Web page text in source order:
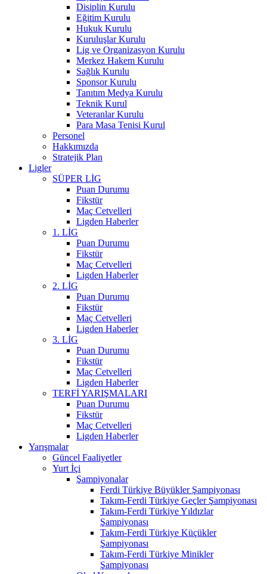
Disiplin Kurulu
Eğitim Kurulu
Hukuk Kurulu
Kuruluşlar Kurulu
Lig ve Organizasyon Kurulu
Merkez Hakem Kurulu
Sağlık Kurulu
Sponsor Kurulu
Tanıtım Medya Kurulu
Teknik Kurul
Veteranlar Kurulu
Para Masa Tenisi Kurul
Personel
Hakkımızda
Stratejik Plan
Ligler
SÜPER LİG
Puan Durumu
Fikstür
Maç Cetvelleri
Ligden Haberler
1. LİG
Puan Durumu
Fikstür
Maç Cetvelleri
Ligden Haberler
2. LİG
Puan Durumu
Fikstür
Maç Cetvelleri
Ligden Haberler
3. LİG
Puan Durumu
Fikstür
Maç Cetvelleri
Ligden Haberler
TERFİ YARIŞMALARI
Puan Durumu
Fikstür
Maç Cetvelleri
Ligden Haberler
Yarışmalar
Güncel Faaliyetler
Yurt İçi
Şampiyonalar
Ferdi Türkiye Büyükler Şampiyonası
Takım-Ferdi Türkiye Geçler Şampiyonası
Takım-Ferdi Türkiye Yıldızlar
Şampiyonası
Takım-Ferdi Türkiye Küçükler
Şampiyonası
Takım-Ferdi Türkiye Minikler
Şampiyonası